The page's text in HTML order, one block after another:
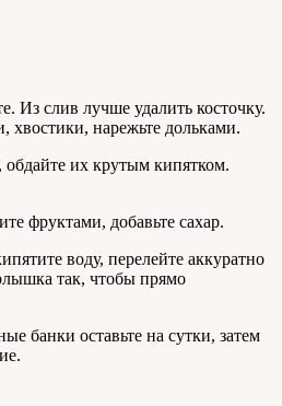
Из слив лучше удалить косточку.
хвостики, нарежьте дольками.
их крутым кипятком.
фруктами, добавьте сахар.
воду, перелейте аккуратно
так, чтобы прямо
банки оставьте на сутки, затем